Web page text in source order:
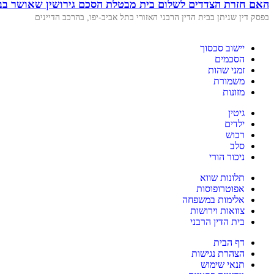
האם חזרת הצדדים לשלום בית מבטלת הסכם גירושין שאושר
בפסק דין שניתן בבית הדין הרבני האזורי בתל אביב-יפו, בהרכב הדיינים
יישוב סכסוך
הסכמים
זמני שהות
משמורת
מזונות
גיטין
ילדים
רכוש
סלב
ניכור הורי
תלונות שווא
אפוטרופוסות
אלימות במשפחה
צוואות וירושות
בית הדין הרבני
דף הבית
הצהרת נגישות
תנאי שימוש